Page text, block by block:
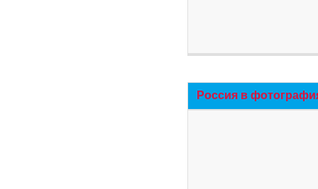
Россия в